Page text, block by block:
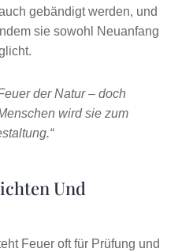
gebändigt werden, und
sie sowohl Neuanfang
der Natur – doch
wird sie zum
Und
Feuer oft für Prüfung und